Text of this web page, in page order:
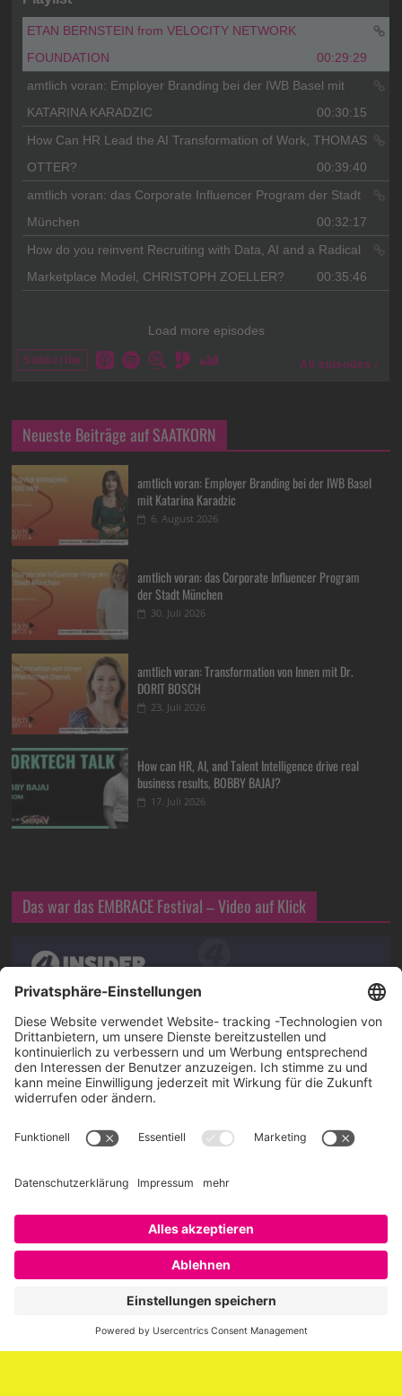
Neueste Beiträge auf SAATKORN
amtlich voran: Employer Branding bei der IWB Basel
mit Katarina Karadzic
6. August 2026
amtlich voran: das Corporate Influencer Program
der Stadt München
30. Juli 2026
amtlich voran: Transformation von Innen mit Dr.
DORIT BOSCH
23. Juli 2026
How can HR, AI, and Talent Intelligence drive real
business results, BOBBY BAJAJ?
17. Juli 2026
Das war das EMBRACE Festival – Video auf Klick
Über SAATKORN
SAATKORN ist der Blog von Gero Hesse. Seit 2009 schreibt
er über die Themen Employer Branding,